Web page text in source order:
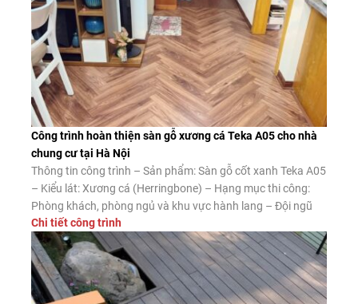
Công trình hoàn thiện sàn gỗ xương cá Teka A05 cho nhà
chung cư tại Hà Nội
Thông tin công trình – Sản phẩm: Sàn gỗ cốt xanh Teka A05
– Kiểu lát: Xương cá (Herringbone) – Hạng mục thi công:
Phòng khách, phòng ngủ và khu vực hành lang – Đội ngũ
thi công: Sàn Đẹp Ưu điểm của sàn gỗ xương cá cốt xanh
Teka A05 Ngoài vẻ đẹp nổi […]
Chi tiết công trình